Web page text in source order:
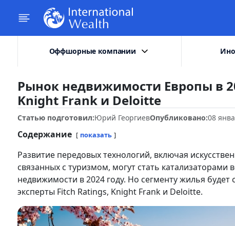
Оффшорные компании
Рынок недвижимости Европы в
Knight Frank и Deloitte
Статью подготовил:Юрий ГеоргиевОпубликовано:08
Содержание показать
Развитие передовых технологий, включая
связанных с туризмом, могут стать
недвижимости в 2024 году. Но сегменту жилья
эксперты Fitch Ratings, Knight Frank и Deloitte.